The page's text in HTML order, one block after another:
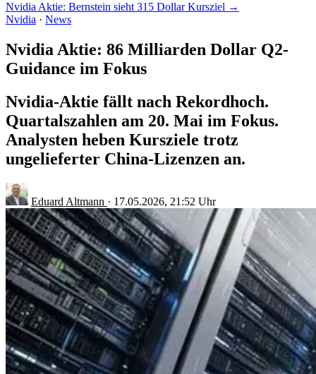
Nvidia Aktie: Bernstein sieht 315 Dollar Kursziel →
Nvidia · News
Nvidia Aktie: 86 Milliarden Dollar Q2-
Guidance im Fokus
Nvidia-Aktie fällt nach Rekordhoch.
Quartalszahlen am 20. Mai im Fokus.
Analysten heben Kursziele trotz
ungelieferter China-Lizenzen an.
Eduard Altmann · 17.05.2026, 21:52 Uhr